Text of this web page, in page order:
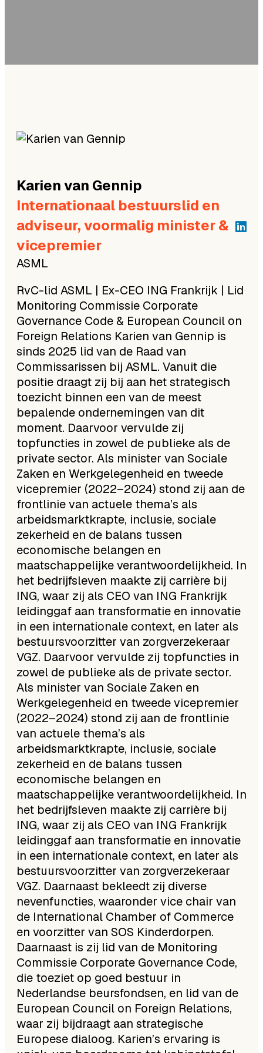
Karienvan Gennip
Internationaal bestuurslid en
adviseur, voormalig minister &
vicepremier
ASML
RvC-lid ASML | Ex-CEO ING Frankrijk | Lid
Monitoring Commissie Corporate
Governance Code & European Council on
Foreign Relations Karien van Gennip is
sinds 2025 lid van de Raad van
Commissarissen bij ASML. Vanuit die
positie draagt zij bij aan het strategisch
toezicht binnen een van de meest
bepalende ondernemingen van dit
moment. Daarvoor vervulde zij
topfuncties in zowel de publieke als de
private sector. Als minister van Sociale
Zaken en Werkgelegenheid en tweede
vicepremier (2022–2024) stond zij aan de
frontlinie van actuele thema’s als
arbeidsmarktkrapte, inclusie, sociale
zekerheid en de balans tussen
economische belangen en
maatschappelijke verantwoordelijkheid. In
het bedrijfsleven maakte zij carrière bij
ING, waar zij als CEO van ING Frankrijk
leidinggaf aan transformatie en innovatie
in een internationale context, en later als
bestuursvoorzitter van zorgverzekeraar
VGZ. Daarvoor vervulde zij topfuncties in
zowel de publieke als de private sector.
Als minister van Sociale Zaken en
Werkgelegenheid en tweede vicepremier
(2022–2024) stond zij aan de frontlinie
van actuele thema’s als
arbeidsmarktkrapte, inclusie, sociale
zekerheid en de balans tussen
economische belangen en
maatschappelijke verantwoordelijkheid. In
het bedrijfsleven maakte zij carrière bij
ING, waar zij als CEO van ING Frankrijk
leidinggaf aan transformatie en innovatie
in een internationale context, en later als
bestuursvoorzitter van zorgverzekeraar
VGZ. Daarnaast bekleedt zij diverse
nevenfuncties, waaronder vice chair van
de International Chamber of Commerce
en voorzitter van SOS Kinderdorpen.
Daarnaast is zij lid van de Monitoring
Commissie Corporate Governance Code,
die toeziet op goed bestuur in
Nederlandse beursfondsen, en lid van de
European Council on Foreign Relations,
waar zij bijdraagt aan strategische
Europese dialoog. Karien’s ervaring is